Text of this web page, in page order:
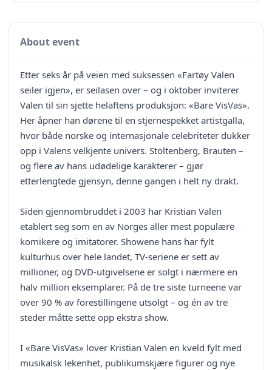
About event
Etter seks år på veien med suksessen «Fartøy Valen
seiler igjen», er seilasen over – og i oktober inviterer
Valen til sin sjette helaftens produksjon: «Bare VisVas».
Her åpner han dørene til en stjernespekket artistgalla,
hvor både norske og internasjonale celebriteter dukker
opp i Valens velkjente univers. Stoltenberg, Brauten –
og flere av hans udødelige karakterer – gjør
etterlengtede gjensyn, denne gangen i helt ny drakt.
Siden gjennombruddet i 2003 har Kristian Valen
etablert seg som en av Norges aller mest populære
komikere og imitatorer. Showene hans har fylt
kulturhus over hele landet, TV-seriene er sett av
millioner, og DVD-utgivelsene er solgt i nærmere en
halv million eksemplarer. På de tre siste turneene var
over 90 % av forestillingene utsolgt – og én av tre
steder måtte sette opp ekstra show.
I «Bare VisVas» lover Kristian Valen en kveld fylt med
musikalsk lekenhet, publikumskjære figurer og nye